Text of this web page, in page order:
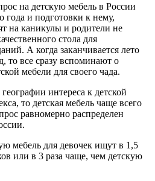
на детскую мебель в России
года и подготовки к нему,
на каникулы и родители не
стола для
А когда заканчивается лето
то все сразу вспоминают о
мебели для своего чада.
интереса к детской
то детская мебель чаще всего
равномерно распределен
мебель для девочек ищут в 1,5
или в 3 раза чаще, чем детскую